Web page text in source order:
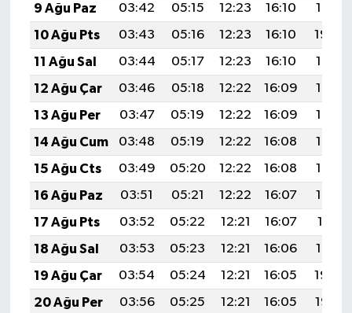
9 Ağu Paz
03:42 05:15 12:23 16:10
19:21
10 Ağu Pts
03:43 05:16 12:23 16:10
19:20
11 Ağu Sal
03:44 05:17 12:23 16:10
19:18
12 Ağu Çar
03:46 05:18 12:22 16:09
19:17
13 Ağu Per
03:47 05:19 12:22 16:09
19:16
14 Ağu Cum
03:48 05:19 12:22 16:08
19:15
15 Ağu Cts
03:49 05:20 12:22 16:08
19:14
16 Ağu Paz
03:51 05:21 12:22 16:07
19:12
17 Ağu Pts
03:52 05:22 12:21 16:07
19:11
18 Ağu Sal
03:53 05:23 12:21 16:06
19:10
19 Ağu Çar
03:54 05:24 12:21 16:05
19:08
20 Ağu Per
03:56 05:25 12:21 16:05
19:07